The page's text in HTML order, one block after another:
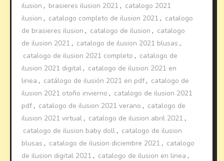
ilusion , brasieres ilusion 2021 , catalogo 2021
ilusion , catalogo completo de ilusion 2021 , catalogo
de brasieres ilusion , catalogo de ilusion , catalogo
de ilusion 2021 , catalogo de ilusion 2021 blusas ,
catalogo de ilusion 2021 completo , catalogo de
ilusion 2021 digital , catalogo de ilusion 2021 en
linea , catálogo de ilusión 2021 en pdf , catalogo de
ilusion 2021 otoño invierno , catalogo de ilusion 2021
pdf , catalogo de ilusion 2021 verano , catalogo de
ilusion 2021 virtual , catalogo de ilusion abril 2021 ,
catalogo de ilusion baby doll , catalogo de ilusion
blusas , catalogo de ilusion diciembre 2021 , catalogo
de ilusion digital 2021 , catalogo de ilusion en linea ,